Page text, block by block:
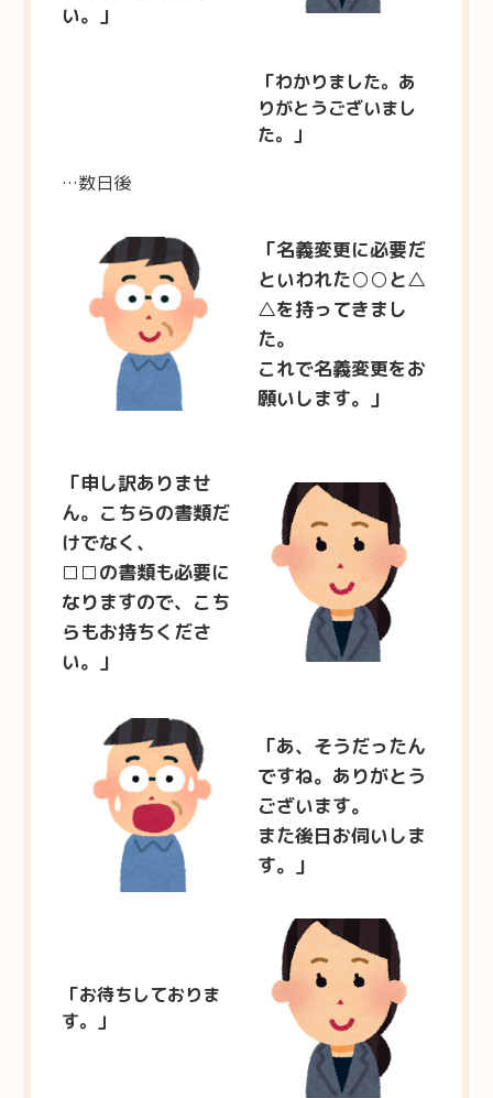
い。」
「わかりました。あ
りがとうございまし
た。」
…数日後
「名義変更に必要だ
といわれた○○と△
△を持ってきまし
た。
これで名義変更をお
願いします。」
「申し訳ありませ
ん。こちらの書類だ
けでなく、
□□の書類も必要に
なりますので、こち
らもお持ちくださ
い。」
「あ、そうだったん
ですね。ありがとう
ございます。
また後日お伺いしま
す。」
「お待ちしておりま
す。」